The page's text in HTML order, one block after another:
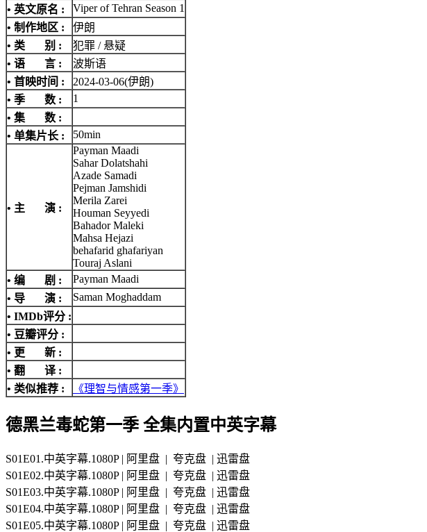
• 英文原名 :
Viper of Tehran Season 1
• 制作地区 :
伊朗
• 类 别 :
犯罪 / 悬疑
• 语 言 :
波斯语
• 首映时间 :
2024-03-06(伊朗)
• 季 数 :
1
• 集 数 :
• 单集片长 :
50min
• 主 演 :
Payman Maadi
Sahar Dolatshahi
Azade Samadi
Pejman Jamshidi
Merila Zarei
Houman Seyyedi
Bahador Maleki
Mahsa Hejazi
behafarid ghafariyan
Touraj Aslani
• 编 剧 :
Payman Maadi
• 导 演 :
Saman Moghaddam
• IMDb评分 :
• 豆瓣评分 :
• 更 新 :
• 翻 译 :
• 类似推荐 :
《理智与情感第一季》
德黑兰毒蛇第一季 全集内置中英字幕
S01E01.中英字幕.1080P | 阿里盘 | 夸克盘 | 迅雷盘
S01E02.中英字幕.1080P | 阿里盘 | 夸克盘 | 迅雷盘
S01E03.中英字幕.1080P | 阿里盘 | 夸克盘 | 迅雷盘
S01E04.中英字幕.1080P | 阿里盘 | 夸克盘 | 迅雷盘
S01E05.中英字幕.1080P | 阿里盘 | 夸克盘 | 迅雷盘